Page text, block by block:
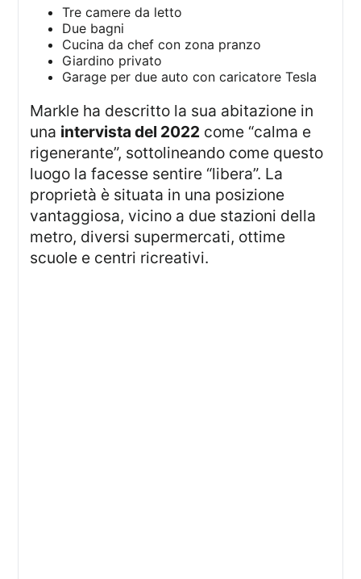
Tre camere da letto
Due bagni
Cucina da chef con zona pranzo
Giardino privato
Garage per due auto con caricatore Tesla
Markle ha descritto la sua abitazione in
una intervista del 2022 come “calma e
rigenerante”, sottolineando come questo
luogo la facesse sentire “libera”. La
proprietà è situata in una posizione
vantaggiosa, vicino a due stazioni della
metro, diversi supermercati, ottime
scuole e centri ricreativi.